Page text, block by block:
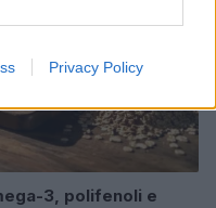
Privacy Policy
3, polifenoli e